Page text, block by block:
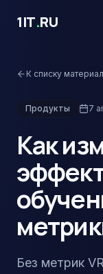
1IT.RU
К списку
Продукты 7
Как
Без метрик